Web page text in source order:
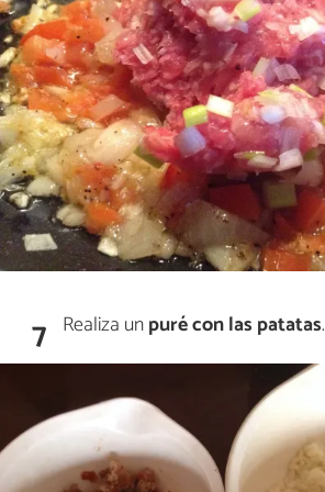
7 Realiza unpuré con las patatas.